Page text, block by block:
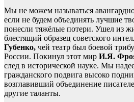
Мы не можем называться
если не будем объединять лучшие
понесли тяжёлые потери. Ушел из
блестящий образец советского
Губенко, чей театр был боевой
России. Покинул этот мир И.Я.
след в исторической науке. Мы
гражданского подвига высоко
возглавивший объединение
другие таланты.